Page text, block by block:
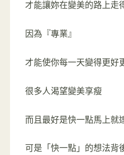
才能讓妳在變美的路上走
因為『專業』
才能使你每一天變得更好
很多人渴望變美享瘦
而且最好是快一點馬上就
可是「快一點」的想法背